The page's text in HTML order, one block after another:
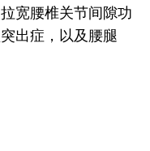
宽腰椎关节间隙功
出症，以及腰腿